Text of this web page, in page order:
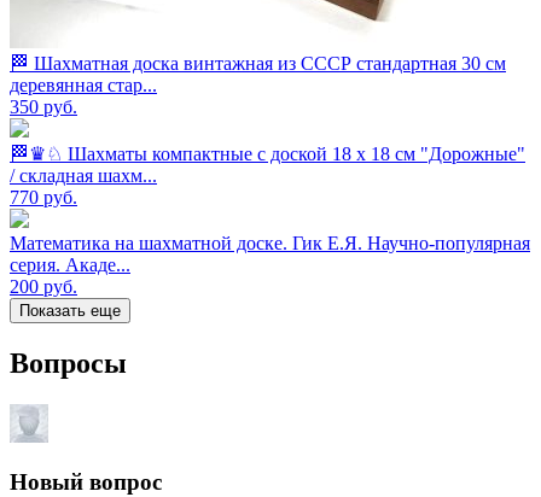
🏁 Шахматная доска винтажная из СССР стандартная 30 см
деревянная стар...
350 руб.
🏁♛♘ Шахматы компактные с доской 18 х 18 см "Дорожные"
/ складная шахм...
770 руб.
Математика на шахматной доске. Гик Е.Я. Научно-популярная
серия. Акаде...
200 руб.
Показать еще
Вопросы
Новый вопрос